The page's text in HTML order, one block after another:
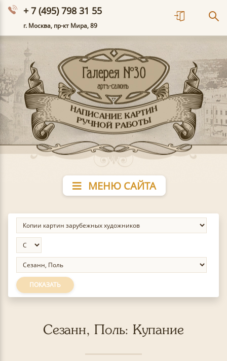
+ 7 (495) 798 31 55
г. Москва, пр-кт Мира, 89
МЕНЮ САЙТА
ПОКАЗАТЬ
Сезанн, Поль: Купание